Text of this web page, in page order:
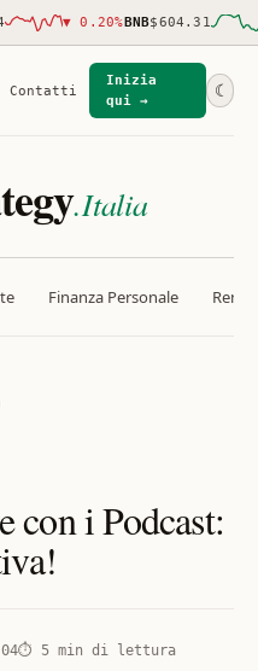
▼ 0.20%BNB$604.31
Contatti
Inizia
qui →
☾
.Italia
Finanza Personale
con i Podcast:
⏱ 5 min di lettura